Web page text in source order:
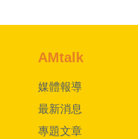
AMtalk
媒體報導
最新消息
專題文章